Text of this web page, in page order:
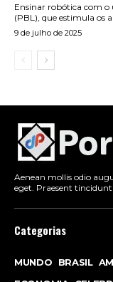
Ensinar robótica com o
(PBL), que estimula os
9 de julho de 2025
Aenean mollis odio
eget. Praesent
Categorias
MUNDO BRASIL